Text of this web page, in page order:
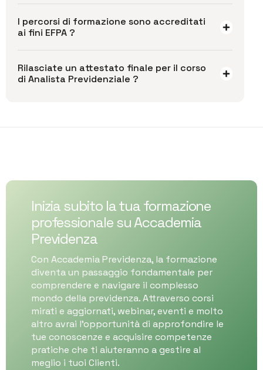
I percorsi di formazione sono accreditati
ai fini EFPA ?
Rilasciate un attestato finale per il corso
di Analista Previdenziale ?
Inizia subito la tua formazione
professionale su Accademia
Previdenza
Con Accademia Previdenza, la formazione
diventa un passaggio fondamentale per
comprendere e navigare il complesso
mondo della previdenza. Attraverso corsi
mirati e aggiornati, webinar, eventi e molto
altro avrai l’opportunità di approfondire le
tue conoscenze e acquisire competenze
pratiche che ti aiuteranno a gestire al
meglio i tuoi Clienti.